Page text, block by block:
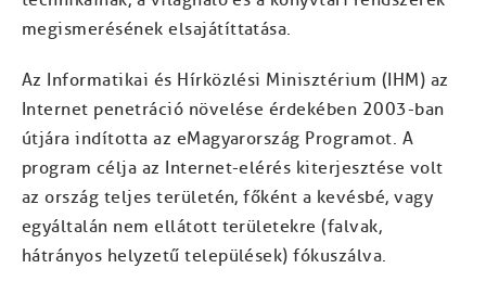
megismerésének elsajátíttatása.
Az Informatikai és Hírközlési Minisztérium (IHM) az
Internet penetráció növelése érdekében 2003-ban
útjára indította az eMagyarország Programot. A
program célja az Internet-elérés kiterjesztése volt
az ország teljes területén, főként a kevésbé, vagy
egyáltalán nem ellátott területekre (falvak,
hátrányos helyzetű települések) fókuszálva.